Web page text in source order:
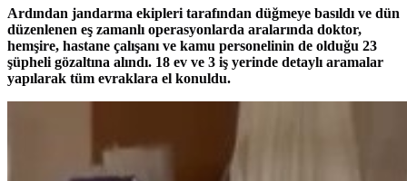
Ardından jandarma ekipleri tarafından düğmeye basıldı ve dün
düzenlenen eş zamanlı operasyonlarda aralarında doktor,
hemşire, hastane çalışanı ve kamu personelinin de olduğu 23
şüpheli gözaltına alındı. 18 ev ve 3 iş yerinde detaylı aramalar
yapılarak tüm evraklara el konuldu.